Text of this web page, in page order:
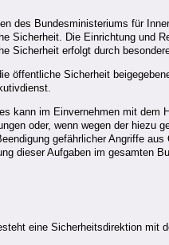
des Bundesministeriums für
Sicherheit. Die Einrichtung und
Sicherheit erfolgt durch
öffentliche Sicherheit
kann im Einvernehmen mit dem
oder, wenn wegen der hiezu
gefährlicher Angriffe
dieser Aufgaben im gesamten
eine Sicherheitsdirektion mit